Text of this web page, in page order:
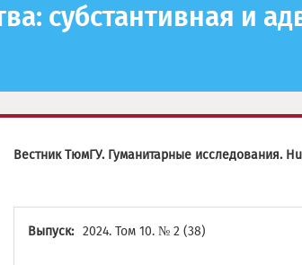
субстантивная и
Вестник ТюмГУ. Гуманитарные исследования.
Выпуск: 2024. Том 10. № 2 (38)